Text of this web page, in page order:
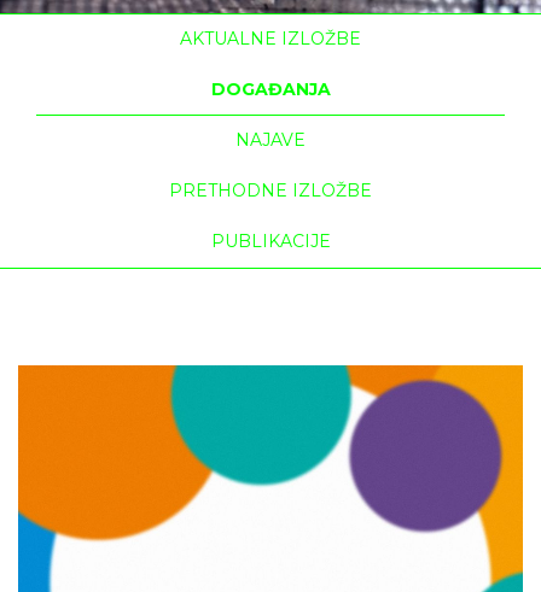
AKTUALNE IZLOŽBE
DOGAĐANJA
NAJAVE
PRETHODNE IZLOŽBE
PUBLIKACIJE